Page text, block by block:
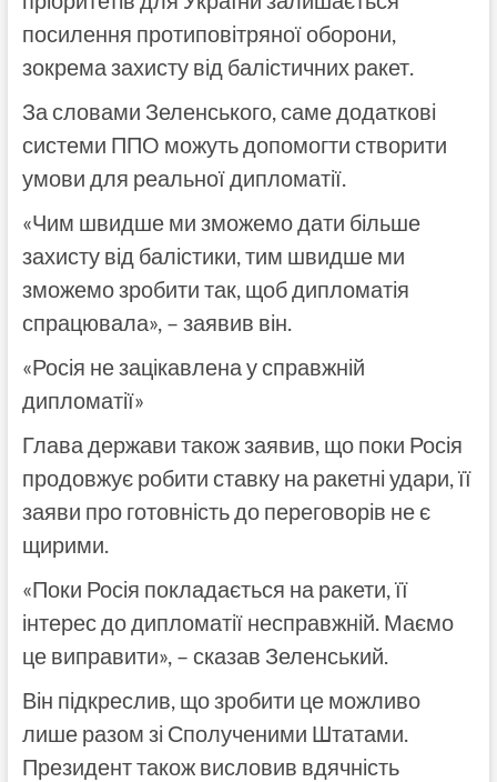
посилення протиповітряної оборони,
зокрема захисту від балістичних ракет.
За словами Зеленського, саме додаткові
системи ППО можуть допомогти створити
умови для реальної дипломатії.
«Чим швидше ми зможемо дати більше
захисту від балістики, тим швидше ми
зможемо зробити так, щоб дипломатія
спрацювала», – заявив він.
«Росія не зацікавлена у справжній
дипломатії»
Глава держави також заявив, що поки Росія
продовжує робити ставку на ракетні удари, її
заяви про готовність до переговорів не є
щирими.
«Поки Росія покладається на ракети, її
інтерес до дипломатії несправжній. Маємо
це виправити», – сказав Зеленський.
Він підкреслив, що зробити це можливо
лише разом зі Сполученими Штатами.
Президент також висловив вдячність